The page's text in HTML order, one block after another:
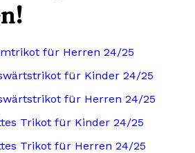
für Herren 24/25
für Kinder 24/25
für Herren 24/25
Trikot für Kinder 24/25
Trikot für Herren 24/25